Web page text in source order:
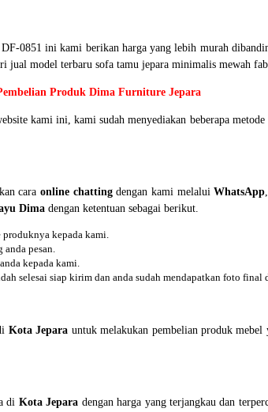
0851 ini kami berikan harga yang lebih murah
jual model terbaru sofa tamu jepara minimalis mewah
Produk Dima Furniture Jepara
kami ini, kami sudah menyediakan beberapa metode
cara online chattingdengan kami melaluiWhatsApp
Dima dengan ketentuan sebagai berikut.
kepada kami.
pesan.
kepada kami.
selesai siap kirim dan anda sudah mendapatkan foto final
Kota Jepara untuk melakukan pembelian produk
di Kota Jepara dengan harga yang terjangkau dan